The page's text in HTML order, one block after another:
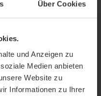
Über Cookies
und Anzeigen zu
Medien anbieten
Website zu
Informationen zu Ihrer